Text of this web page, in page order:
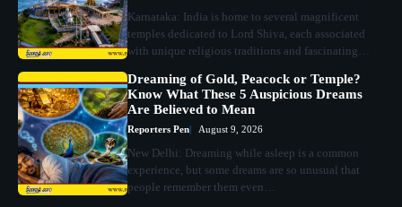
Karnataka: India is home to several magnificent
temples dedicated to Lord Shiva, each associated
with unique religious traditions and fascinating…
Dreaming of Gold, Peacock or Temple?
Know What These 5 Auspicious Dreams
Are Believed to Mean
Reporters Pen August 9, 2026
New Delhi: Dreaming while asleep is a common
experience, but some dreams are so unusual that
people remember them even…